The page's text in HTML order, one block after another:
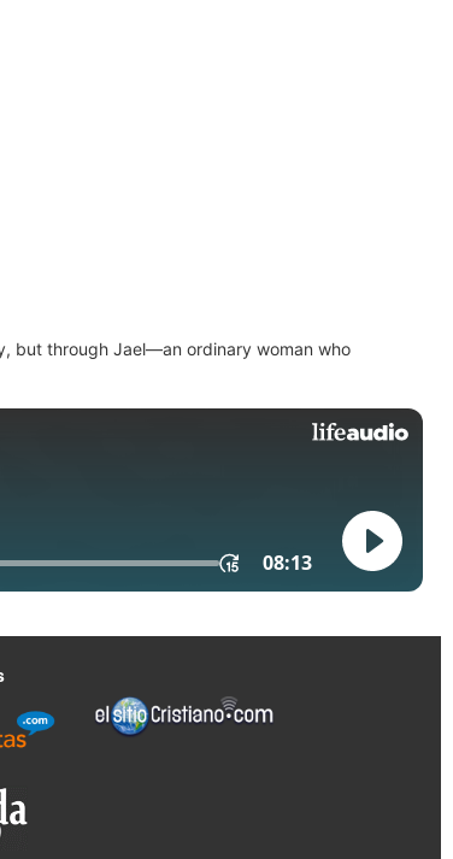
but through Jael—an ordinary woman who